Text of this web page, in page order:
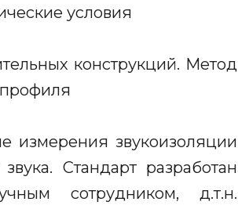
условия
конструкций. Метод
измерения звукоизоляции
Стандарт разработан
сотрудником, д.т.н.